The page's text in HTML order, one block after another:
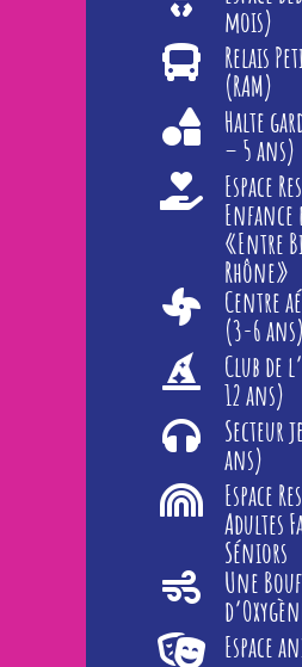
mois)
Relais
(RAM)
Halte
– 5 ans)
Espace
Enfance
«Entre
Rhône»
Centre
(3-6 ans)
Club de
12 ans)
Secteur
ans)
Espace
Adultes
Séniors
Une
Espace